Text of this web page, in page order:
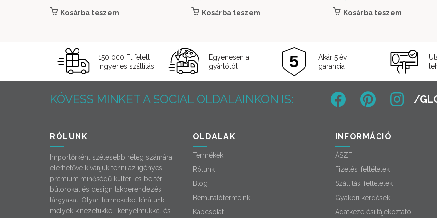
Kosárba teszem Kosárba teszem Kosárba teszem
150 000 Ft felett
ingyenes szállítás
Egyenesen a
gyártótól
Akár 5 év
garancia
KÖVESS MINKET A SOCIAL OLDALAINKON IS:
RÓLUNK
Importőrként szélesebb réteg számára
elérhetővé kívánjuk tenni az igényes,
prémium minőségű kültéri és beltéri
bútorokat és design lakberendezési
tárgyakat. Olyan termékeket kínálunk,
melyek kinézetükkel, kényelmükkel és
OLDALAK
Termékek
Rólunk
Blog
Bemutatótermeink
Kapcsolat
INFORMÁCIÓ
ÁSZF
Fizetési feltételek
Szállítási feltételek
Gyakori kérdések
Adatkezelési tájékoztató